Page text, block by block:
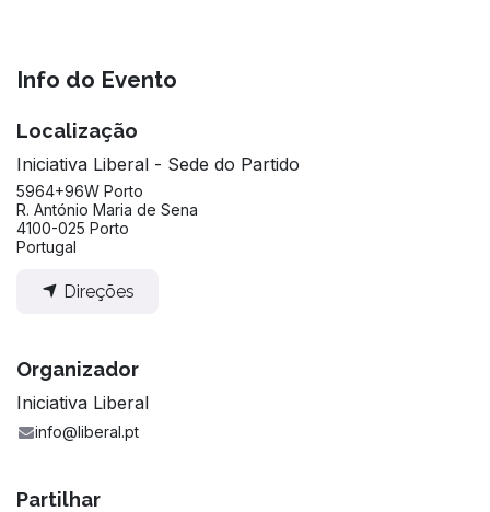
Info do Evento
Localização
Iniciativa Liberal - Sede do Partido
5964+96W Porto
R. António Maria de Sena
4100-025 Porto
Portugal
Direções
Organizador
Iniciativa Liberal
info@liberal.pt
Partilhar